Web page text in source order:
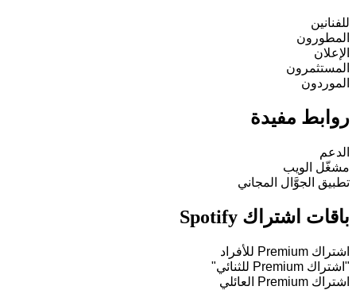
للفنانين
المطورون
الإعلان
المستثمرون
الموردون
روابط مفيدة
الدعم
مشغّل الويب
تطبيق الجوَّال المجاني
باقات اشتراك Spotify
اشتراك Premium للأفراد
"اشتراك Premium للثنائي"
اشتراك Premium العائلي